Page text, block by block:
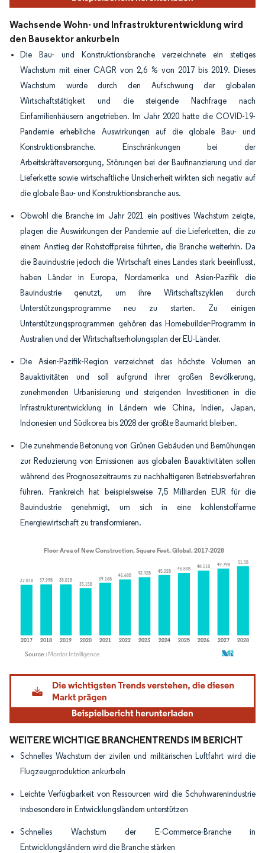
Wachsende Wohn- und Infrastrukturentwicklung wird
den Bausektor ankurbeln
Die Bau- und Konstruktionsbranche verzeichnete ein stetiges
Wachstum mit einer CAGR von 2,6 % von 2017 bis 2019. Dieses
Wachstum wurde durch den Aufschwung der globalen
Wirtschaftstätigkeit und die steigende Nachfrage nach
Einfamilienhäusern angetrieben. Im Jahr 2020 hatte die COVID-19-
Pandemie erhebliche Auswirkungen auf die globale Bau- und
Konstruktionsbranche. Einschränkungen bei der
Arbeitskräfteversorgung, Störungen bei der Baufinanzierung und der
Lieferkette sowie wirtschaftliche Unsicherheit wirkten sich negativ auf
die globale Bau- und Konstruktionsbranche aus.
Obwohl die Branche im Jahr 2021 ein positives Wachstum zeigte,
plagen die Auswirkungen der Pandemie auf die Lieferketten, die zu
einem Anstieg der Rohstoffpreise führten, die Branche weiterhin. Da
die Bauindustrie jedoch die Wirtschaft eines Landes stark beeinflusst,
haben Länder in Europa, Nordamerika und Asien-Pazifik die
Bauindustrie genutzt, um ihre Wirtschaftszyklen durch
Unterstützungsprogramme neu zu starten. Zu einigen
Unterstützungsprogrammen gehören das Homebuilder-Programm in
Australien und der Wirtschaftserholungsplan der EU-Länder.
Die Asien-Pazifik-Region verzeichnet das höchste Volumen an
Bauaktivitäten und soll aufgrund ihrer großen
Bevölkerung,
zunehmenden Urbanisierung und steigenden Investitionen in die
Infrastrukturentwicklung in Ländern wie China, Indien, Japan,
Indonesien und Südkorea bis 2028 der größte Baumarkt bleiben.
Die zunehmende Betonung von Grünen Gebäuden und Bemühungen
zur Reduzierung von Emissionen aus globalen Bauaktivitäten sollen
während des Prognosezeitraums zu nachhaltigeren Betriebsverfahren
führen. Frankreich hat beispielsweise 7,5 Milliarden EUR für die
Bauindustrie genehmigt, um sich in eine kohlenstoffarme
Energiewirtschaft zu transformieren.
Bild © Mordor Intelligence. Wiederverwendung erfordert Namensnennung gemäß
WEITERE WICHTIGE BRANCHENTRENDS IM BERICHT
Schnelles Wachstum der zivilen und militärischen Luftfahrt wird die
Flugzeugproduktion ankurbeln
Leichte Verfügbarkeit von Ressourcen wird die Schuhwarenindustrie
insbesondere in Entwicklungsländern unterstützen
Schnelles Wachstum der E-Commerce-Branche in
Entwicklungsländern wird die Branche stärken